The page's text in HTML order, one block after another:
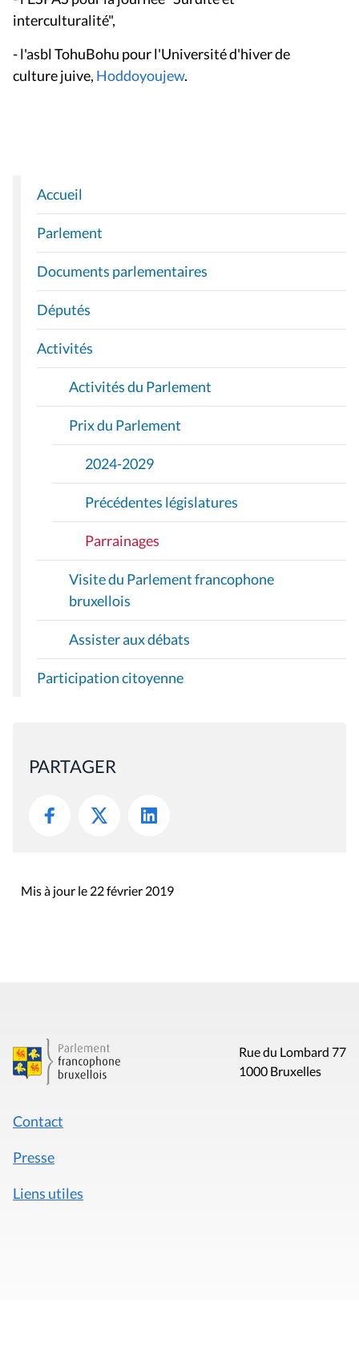
interculturalité",
- l'asbl TohuBohu pour l'Université d'hiver de
culture juive, Hoddoyoujew.
N
A
V
I
G
A
T
I
O
Accueil
Parlement
Documents parlementaires
Députés
Activités
Activités du Parlement
Prix du Parlement
2024-2029
Précédentes législatures
Parrainages
Visite du Parlement francophone
bruxellois
Assister aux débats
Participation citoyenne
PARTAGER
Mis à jour le 22 février 2019
Rue du Lombard 77
1000 Bruxelles
Contact
Presse
Liens utiles